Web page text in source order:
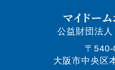
マイドー
公益財団法
〒
大阪市中央区